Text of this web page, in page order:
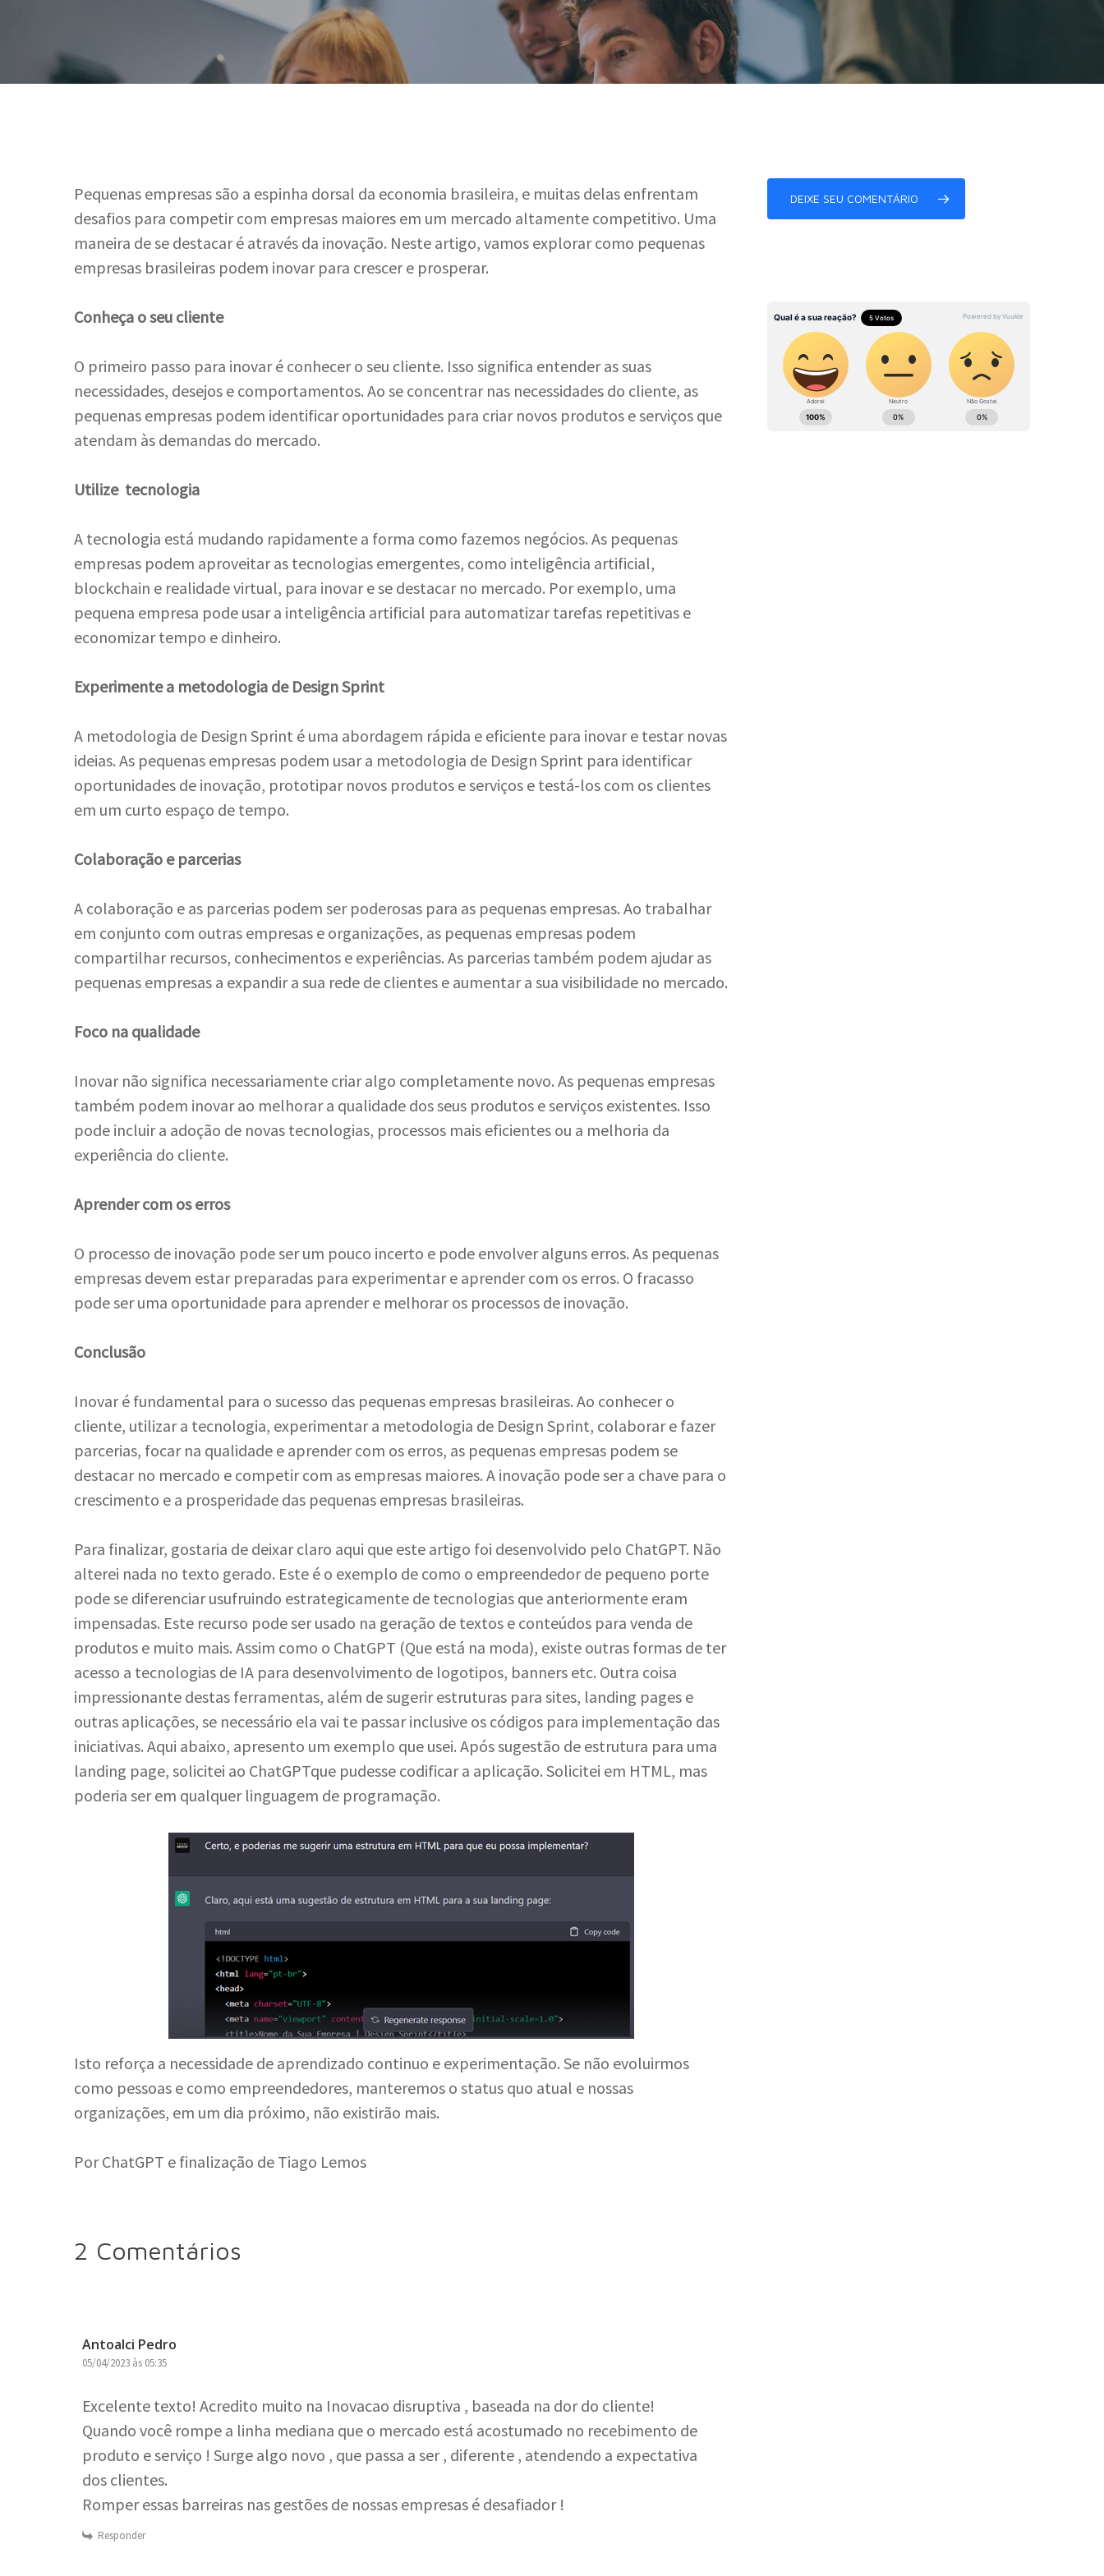
Hit enter to search or ESC to close
Pequenas empresas são a espinha dorsal da economia brasileira, e muitas delas enfrentam
desafios para competir com empresas maiores em um mercado altamente competitivo. Uma
maneira de se destacar é através da inovação. Neste artigo, vamos explorar como pequenas
empresas brasileiras podem inovar para crescer e prosperar.
Conheça o seu cliente
O primeiro passo para inovar é conhecer o seu cliente. Isso significa entender as suas
necessidades, desejos e comportamentos. Ao se concentrar nas necessidades do cliente, as
pequenas empresas podem identificar oportunidades para criar novos produtos e serviços que
atendam às demandas do mercado.
Utilize tecnologia
A tecnologia está mudando rapidamente a forma como fazemos negócios. As pequenas
empresas podem aproveitar as tecnologias emergentes, como inteligência artificial,
blockchain e realidade virtual, para inovar e se destacar no mercado. Por exemplo, uma
pequena empresa pode usar a inteligência artificial para automatizar tarefas repetitivas e
economizar tempo e dinheiro.
Experimente a metodologia de Design Sprint
A metodologia de Design Sprint é uma abordagem rápida e eficiente para inovar e testar novas
ideias. As pequenas empresas podem usar a metodologia de Design Sprint para identificar
oportunidades de inovação, prototipar novos produtos e serviços e testá-los com os clientes
em um curto espaço de tempo.
Colaboração e parcerias
A colaboração e as parcerias podem ser poderosas para as pequenas empresas. Ao trabalhar
em conjunto com outras empresas e organizações, as pequenas empresas podem
compartilhar recursos, conhecimentos e experiências. As parcerias também podem ajudar as
pequenas empresas a expandir a sua rede de clientes e aumentar a sua visibilidade no mercado.
Foco na qualidade
Inovar não significa necessariamente criar algo completamente novo. As pequenas empresas
também podem inovar ao melhorar a qualidade dos seus produtos e serviços existentes. Isso
pode incluir a adoção de novas tecnologias, processos mais eficientes ou a melhoria da
experiência do cliente.
Aprender com os erros
O processo de inovação pode ser um pouco incerto e pode envolver alguns erros. As pequenas
empresas devem estar preparadas para experimentar e aprender com os erros. O fracasso
pode ser uma oportunidade para aprender e melhorar os processos de inovação.
Conclusão
Inovar é fundamental para o sucesso das pequenas empresas brasileiras. Ao conhecer o
cliente, utilizar a tecnologia, experimentar a metodologia de Design Sprint, colaborar e fazer
parcerias, focar na qualidade e aprender com os erros, as pequenas empresas podem se
destacar no mercado e competir com as empresas maiores. A inovação pode ser a chave para o
crescimento e a prosperidade das pequenas empresas brasileiras.
Para finalizar, gostaria de deixar claro aqui que este artigo foi desenvolvido pelo ChatGPT. Não
alterei nada no texto gerado. Este é o exemplo de como o empreendedor de pequeno porte
pode se diferenciar usufruindo estrategicamente de tecnologias que anteriormente eram
impensadas. Este recurso pode ser usado na geração de textos e conteúdos para venda de
produtos e muito mais. Assim como o ChatGPT (Que está na moda), existe outras formas de ter
acesso a tecnologias de IA para desenvolvimento de logotipos, banners etc. Outra coisa
impressionante destas ferramentas, além de sugerir estruturas para sites, landing pages e
outras aplicações, se necessário ela vai te passar inclusive os códigos para implementação das
iniciativas. Aqui abaixo, apresento um exemplo que usei. Após sugestão de estrutura para uma
landing page, solicitei ao ChatGPTque pudesse codificar a aplicação. Solicitei em HTML, mas
poderia ser em qualquer linguagem de programação.
Isto reforça a necessidade de aprendizado continuo e experimentação. Se não evoluirmos
como pessoas e como empreendedores, manteremos o status quo atual e nossas
organizações, em um dia próximo, não existirão mais.
Por ChatGPT e finalização de Tiago Lemos
2 Comentários
Antoalci Pedro
05/04/2023 às 05:35
Excelente texto! Acredito muito na Inovacao disruptiva , baseada na dor do cliente!
Quando você rompe a linha mediana que o mercado está acostumado no recebimento de
produto e serviço ! Surge algo novo , que passa a ser , diferente , atendendo a expectativa
dos clientes.
Romper essas barreiras nas gestões de nossas empresas é desafiador !
Responder
DEIXE SEU COMENTÁRIO